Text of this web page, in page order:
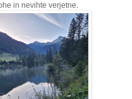
in nevihte verjetne.